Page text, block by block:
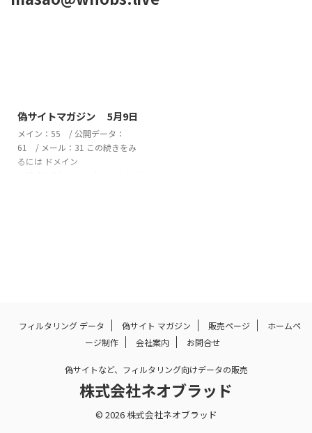
偽サイトマガジン 5月9日
メイン：55 / 公開データ：
61 / メール：31 この続きをみ
るには ドメイン
フィルタリング データ 偽サイト マガジン 販売ページ
ホームペ
ージ制作
会社案内 お問合せ
偽サイトなど、フィルタリング向けデータの販売
株式会社ネオブラッド
© 2026 株式会社ネオブラッド